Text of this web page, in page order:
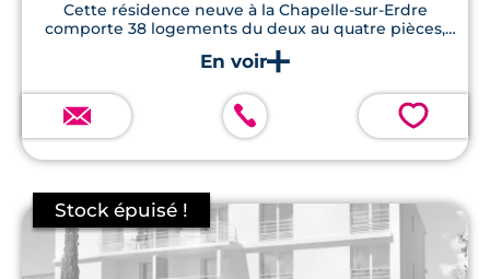
Cette résidence neuve à la Chapelle-sur-Erdre
comporte 38 logements du deux au quatre pièces,
prolongés en espaces extérieurs au cœur d’une
environnement verdoyant.
💗